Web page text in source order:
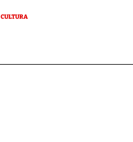
CULTURA